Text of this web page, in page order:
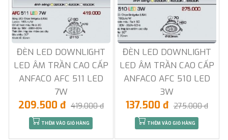
ĐÈN LED DOWNLIGHT
LED ÂM TRẦN CAO CẤP
ANFACO AFC 511 LED
7W
209.500 đ 419.000 đ
THÊM VÀO GIỎ HÀNG
ĐÈN LED DOWNLIGHT
LED ÂM TRẦN CAO CẤP
ANFACO AFC 510 LED
3W
137.500 đ 275.000 đ
THÊM VÀO GIỎ HÀNG